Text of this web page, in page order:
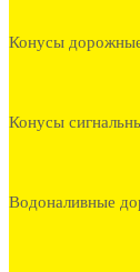
Конусы
Конусы
Водоналивные